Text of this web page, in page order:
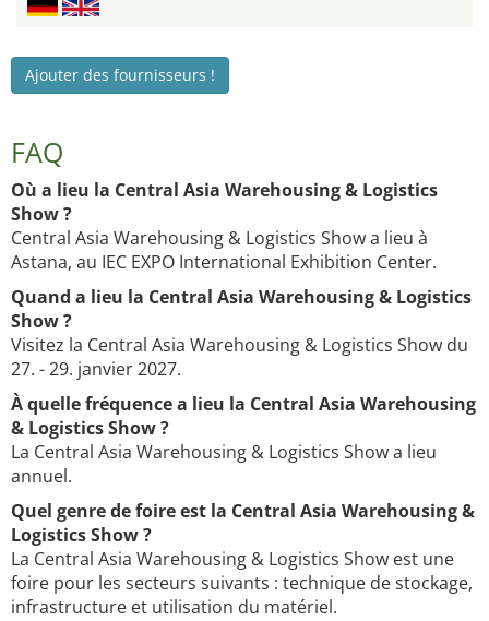
Ajouter des fournisseurs !
FAQ
Où a lieu la Central Asia Warehousing & Logistics
Show ?
Central Asia Warehousing & Logistics Show a lieu à
Astana, au IEC EXPO International Exhibition Center.
Quand a lieu la Central Asia Warehousing & Logistics
Show ?
Visitez la Central Asia Warehousing & Logistics Show du
27. - 29. janvier 2027.
À quelle fréquence a lieu la Central Asia Warehousing
& Logistics Show ?
La Central Asia Warehousing & Logistics Show a lieu
annuel.
Quel genre de foire est la Central Asia Warehousing &
Logistics Show ?
La Central Asia Warehousing & Logistics Show est une
foire pour les secteurs suivants : technique de stockage,
infrastructure et utilisation du matériel.